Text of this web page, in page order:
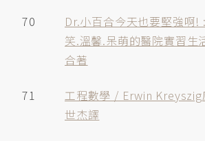
70
Dr.小百合今天也要堅強啊!
笑.溫馨.呆萌的醫院實習生
合著
71
工程數學 / Erwin Kreyszig
世杰譯